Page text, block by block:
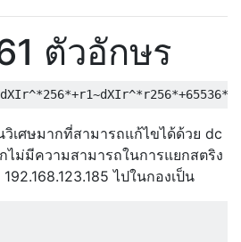
ตัวอักษร
เศษมากที่สามารถแก้ไขได้ด้วย dc
กไม่มีความสามารถในการแยกสตริง
ไปในกองเป็น